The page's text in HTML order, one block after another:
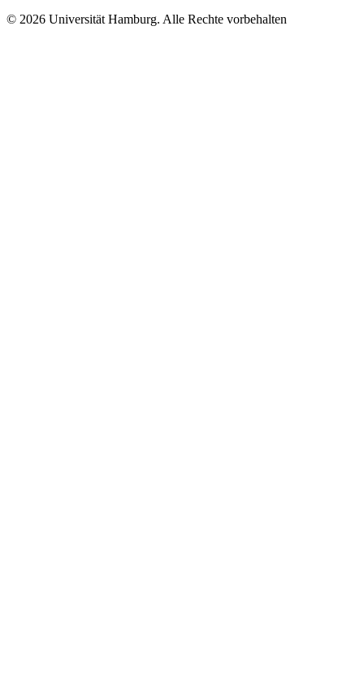
© 2026 Universität Hamburg. Alle Rechte vorbehalten